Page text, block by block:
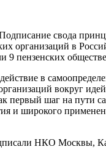
свода
организаций в
9 пензенских
в
вокруг
первый шаг на пути
и широкого
НКО Москвы,